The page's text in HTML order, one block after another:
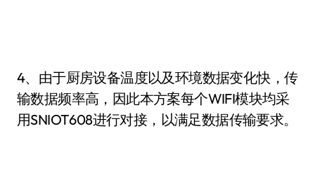
4、由于厨房设备温度以及环境数据变化快，传
输数据频率高，因此本方案每个WIFI模块均采
用SNIOT608进行对接，以满足数据传输要求。